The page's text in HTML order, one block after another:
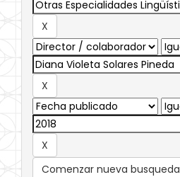
Comenzar nueva busqueda